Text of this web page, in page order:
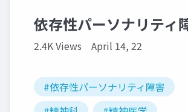
依存性パーソナリティ
2.4K Views April 14, 22
#依存性パーソナリティ障害